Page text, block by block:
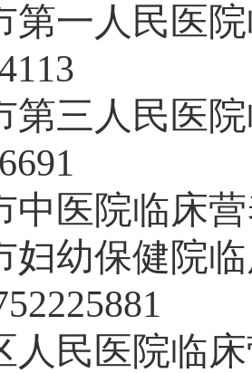
第一人民医
第三人民医
中医院临床
妇幼保健院
人民医院临